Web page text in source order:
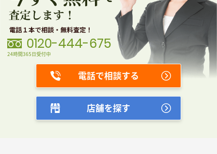
0120-444-675
24時間365日受付中
電話で相談する
店舗を探す